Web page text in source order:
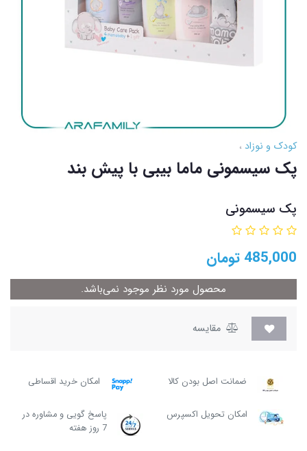
کودک و نوزاد
پک سیسمونی ماما بیبی با پیش بند
پک سیسمونی
485,000 تومان
محصول مورد نظر موجود نمی‌باشد.
مقایسه
ضمانت اصل بودن کالا امکان خرید اقساطی
امکان تحویل اکسپرس
پاسخ گویی و مشاوره در
7 روز هفته